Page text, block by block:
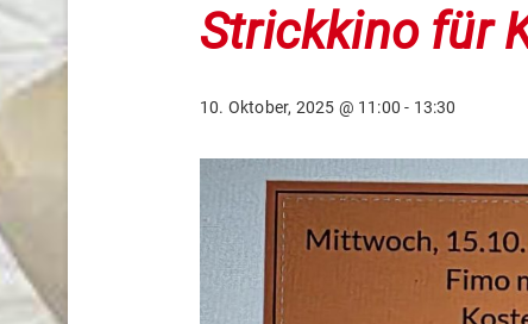
Strickkino für
10. Oktober, 2025 @ 11:00 - 13:30